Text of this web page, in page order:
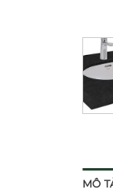
MÔ